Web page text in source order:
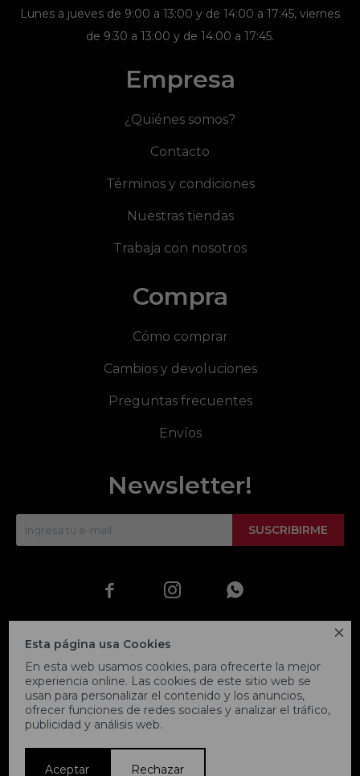

Esta página usa Cookies
En esta web usamos cookies, para ofrecerte la mejor
experiencia online. Las cookies de este sitio web se
usan para personalizar el contenido y los anuncios,
ofrecer funciones de redes sociales y analizar el tráfico,
publicidad y análisis web.
Aceptar Rechazar
Lunes a jueves de 9:00 a 13:00 y de 14:00 a 17:45, viernes
de 9:30 a 13:00 y de 14:00 a 17:45.
Empresa
¿Quiénes somos?
Contacto
Términos y condiciones
Nuestras tiendas
Trabaja con nosotros
Compra
Cómo comprar
Cambios y devoluciones
Preguntas frecuentes
Envíos
Newsletter!
SUSCRIBIRME
  